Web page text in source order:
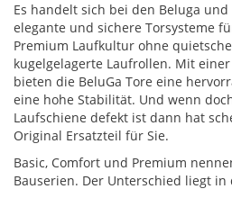
Es handelt sich bei den Beluga
elegante und sichere Torsysteme
Premium Laufkultur ohne
kugelgelagerte Laufrollen. Mit
bieten die BeluGa Tore eine
eine hohe Stabilität. Und wenn
Laufschiene defekt ist dann hat
Original Ersatzteil für Sie.
Basic, Comfort und Premium
Bauserien. Der Unterschied liegt